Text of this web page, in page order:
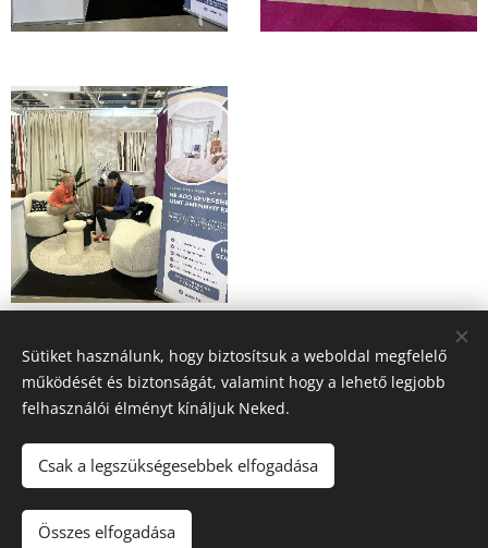
Share
© 2023 HS Build Kft. / Minden jog fenntartva /
Impress
Sütiket használunk, hogy biztosítsuk a weboldal megfelelő
működését és biztonságát, valamint hogy a lehető legjobb
felhasználói élményt kínáljuk Neked.
Csak a legszükségesebbek elfogadása
Összes elfogadása